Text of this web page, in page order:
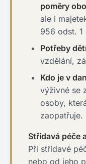
poměry
ale i
956 odst. 1
Potřeby
vzdělání,
Kdo je v
výživné se
osoby,
zaopatřuje.
Střídavá péče
Při střídavé
nebo od jeho